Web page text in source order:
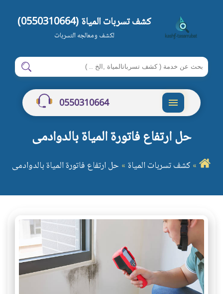
كشف تسربات المياة (0550310664)
لكشف ومعالجه التسربات
ابحث
في
شركة
كشف
بالرياض
ابحث
0550310664
حل ارتفاع فاتورة المياة بالدوادمى
كشف تسربات المياة حل ارتفاع فاتورة المياة بالدوادمى